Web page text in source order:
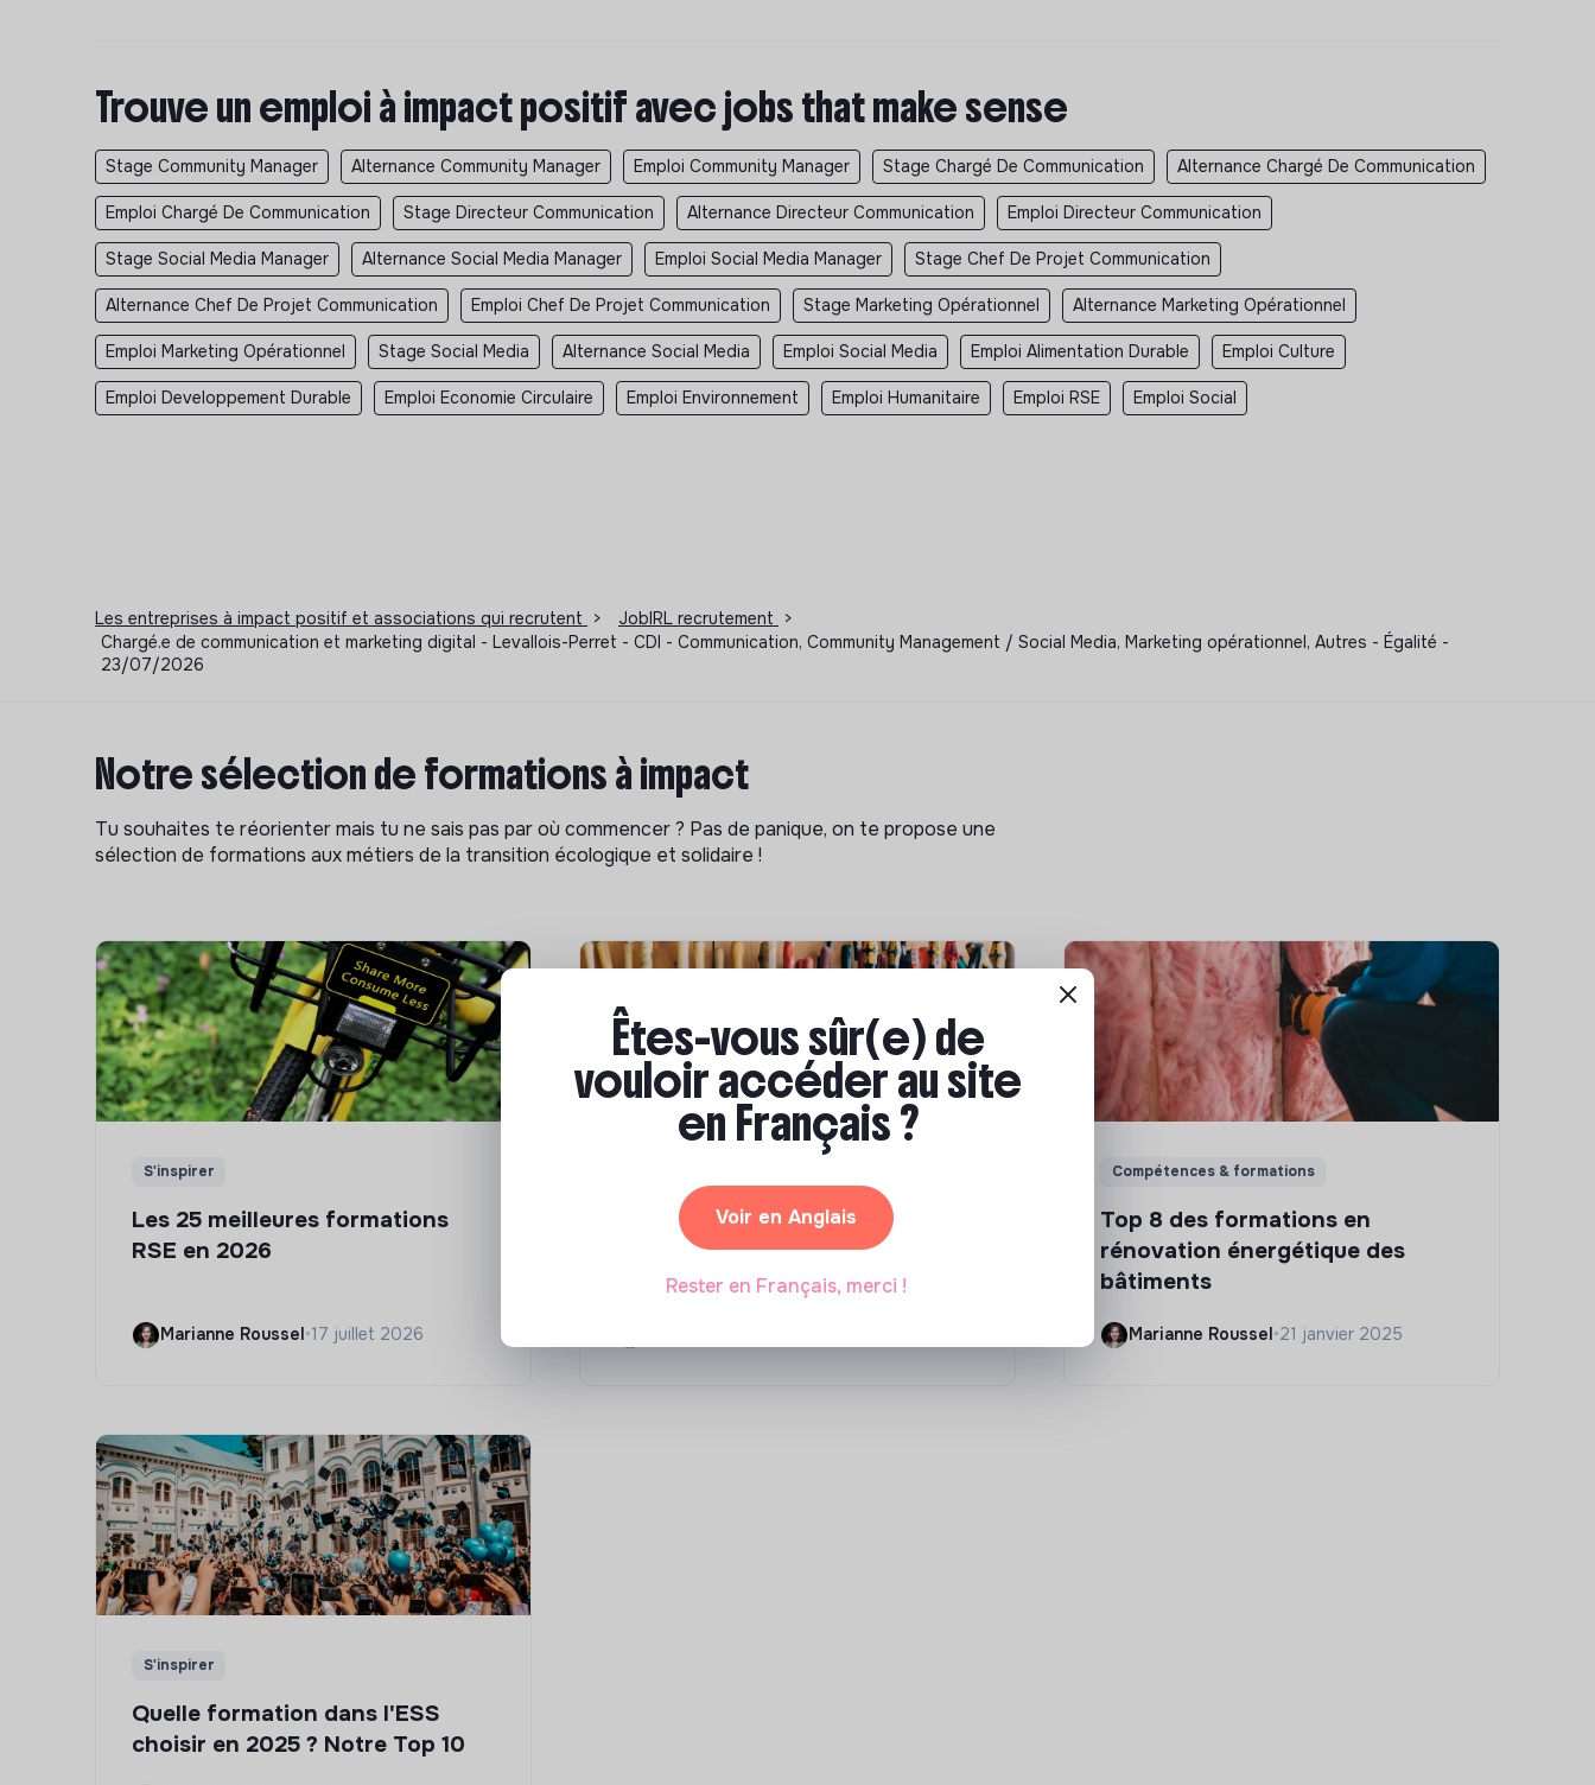
Trouve un emploi à impact positif avec jobs that make sense
Stage Community Manager Alternance Community Manager Emploi Community Manager Stage Chargé De Communication Alternance Chargé De Communication
Emploi Chargé De Communication Stage Directeur Communication Alternance Directeur Communication Emploi Directeur Communication
Stage Social Media Manager Alternance Social Media Manager Emploi Social Media Manager Stage Chef De Projet Communication
Alternance Chef De Projet Communication Emploi Chef De Projet Communication Stage Marketing Opérationnel Alternance Marketing Opérationnel
Emploi Marketing Opérationnel Stage Social Media Alternance Social Media Emploi Social Media Emploi Alimentation Durable Emploi Culture
Emploi Developpement Durable Emploi Economie Circulaire Emploi Environnement Emploi Humanitaire Emploi RSE Emploi Social
Les entreprises à impact positif et associations qui recrutent > JobIRL recrutement
>
Chargé.e de communication et marketing digital - Levallois-Perret - CDI - Communication, Community Management / Social Media, Marketing opérationnel, Autres - Égalité -
23/07/2026
Notre sélection de formations à impact
Tu souhaites te réorienter mais tu ne sais pas par où commencer ? Pas de panique, on te propose une
sélection de formations aux métiers de la transition écologique et solidaire !
S'inspirer
Les 25 meilleures formations
RSE en 2026
Marianne Roussel•17 juillet 2026
Comment se former à la
transition écologique ?
Compétences & formations
Top 8 des formations en
rénovation énergétique des
bâtiments
Marianne Roussel•21 janvier 2025
S'inspirer
Quelle formation dans l'ESS
choisir en 2025 ? Notre Top 10
Êtes-vous sûr(e) de
vouloir accéder au site
en Français ?
Voir en Anglais
Rester en Français, merci !